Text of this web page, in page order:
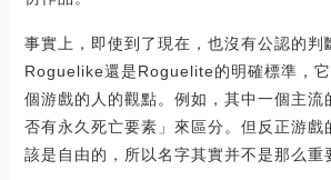
事實上，即使到了現在，也沒有公認的判
Roguelike還是Roguelite的明確標準，
個游戲的人的觀點。例如，其中一個主流
否有永久死亡要素」來區分。但反正游戲
該是自由的，所以名字其實并不是那么重